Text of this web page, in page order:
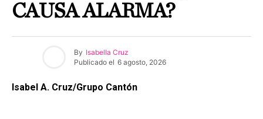
CAUSA ALARMA?
By Isabella Cruz
Publicado el 6 agosto, 2026
Isabel A. Cruz/Grupo Cantón